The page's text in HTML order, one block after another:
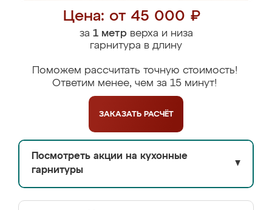
Цена: от 45 000 ₽
за 1 метрверха и низа
гарнитура в длину
Поможем рассчитать точную стоимость!
Ответим менее, чем за 15 минут!
ЗАКАЗАТЬ РАСЧЁТ
Посмотреть акции на кухонные
гарнитуры
▼